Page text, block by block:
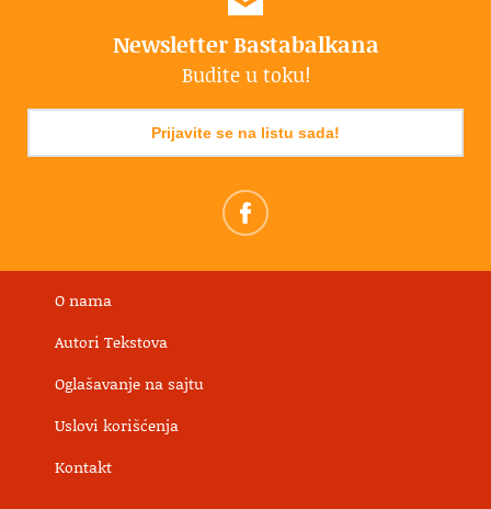
Newsletter Bastabalkana
Budite u toku!
Prijavite se na listu sada!
O nama
Autori Tekstova
Oglašavanje na sajtu
Uslovi korišćenja
Kontakt